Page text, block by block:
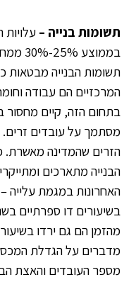
תשומות בנייה – עלויות
תשומות הבנייה מבטאות
המרכזיים הם עבודה
בתחום הזה, קיים מחסור
מסתמך על עובדים זרים.
הזרים שהמדינה מאשרת.
הבנייה מתארכים
האחרונות במגמת עלייה
בשיעורים דו ספרתיים
מהזמן הם גם ירדו
מדברים על הגדלת
מספר העובדים והאצת